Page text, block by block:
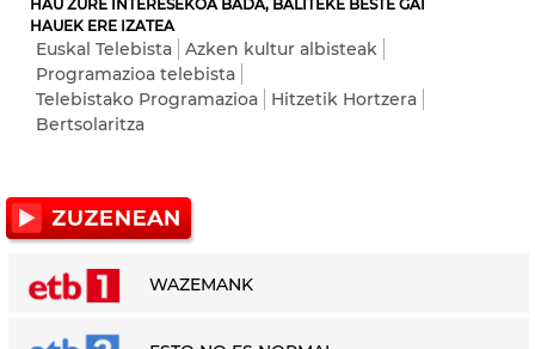
HAU ZURE INTERESEKOA BADA, BALITEKE BESTE GAI
HAUEK ERE IZATEA
Euskal Telebista
Azken kultur albisteak
Programazioa telebista
Telebistako Programazioa
Hitzetik Hortzera
Bertsolaritza
WAZEMANK